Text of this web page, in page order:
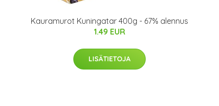
Kauramurot Kuningatar 400g - 67% alennus
1.49 EUR
LISÄTIETOJA